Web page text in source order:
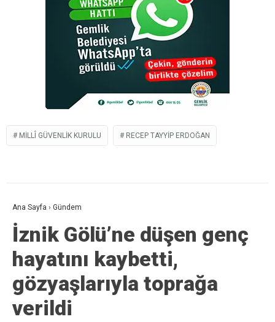
MILLÎ GÜVENLIK KURULU RECEP TAYYIP ERDOĞAN
Ana Sayfa › Gündem
İznik Gölü’ne düşen genç
hayatını kaybetti,
gözyaşlarıyla toprağa
verildi